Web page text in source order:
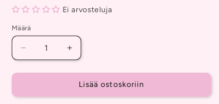
Ei arvosteluja
Määrä
Vähennä
tuotteen
Laskiaispulla
Roikkuvat
Lisää
tuotteen
Laskiaispulla
Korvakorut,
Roikkuvat
Lisää ostoskoriin